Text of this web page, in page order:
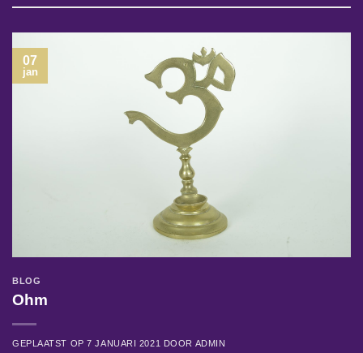
07
jan
BLOG
Ohm
GEPLAATST OP7 JANUARI 2021 DOOR ADMIN